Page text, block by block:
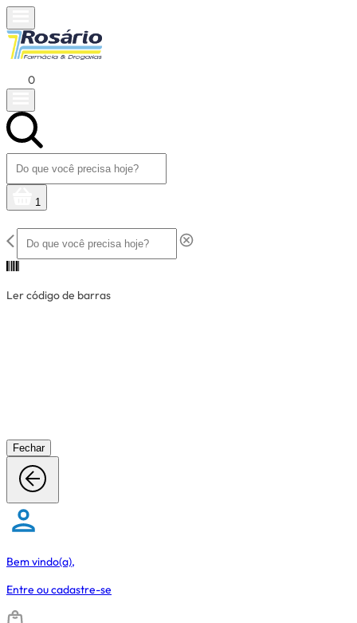
0
1
Ler código de barras
Fechar
Bem vindo(a),
Entre oucadastre-se